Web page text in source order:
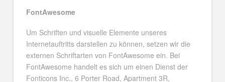
FontAwesome
Um Schriften und visuelle Elemente unseres
Internetauftritts darstellen zu können, setzen wir die
externen Schriftarten von FontAwesome ein. Bei
FontAwesome handelt es sich um einen Dienst der
Fonticons Inc., 6 Porter Road, Apartment 3R,